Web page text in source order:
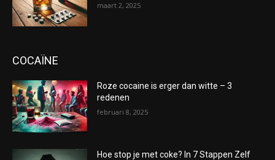
maart 2, 2025
COCAÏNE
Roze cocaine is erger dan witte – 3
redenen
februari 8, 2025
Hoe stop je met coke? In 7 Stappen Zelf